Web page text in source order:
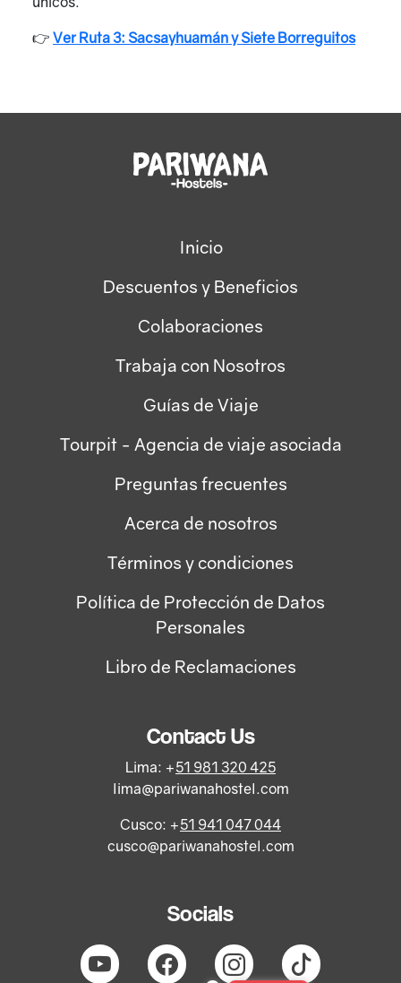
👉 Ver Ruta 3: Sacsayhuamán y Siete Borreguitos
Inicio
Descuentos y Beneficios
Colaboraciones
Trabaja con Nosotros
Guías de Viaje
Tourpit - Agencia de viaje asociada
Preguntas frecuentes
Acerca de nosotros
Términos y condiciones
Política de Protección de Datos
Personales
Libro de Reclamaciones
Contact Us
Lima: +51 981 320 425
lima@pariwanahostel.com
Cusco: +51 941 047 044
cusco@pariwanahostel.com
Socials